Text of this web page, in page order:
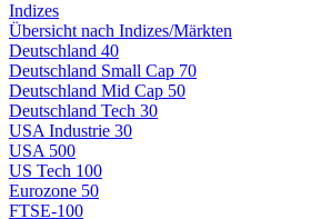
Indizes
Übersicht nach Indizes/Märkten
Deutschland 40
Deutschland Small Cap 70
Deutschland Mid Cap 50
Deutschland Tech 30
USA Industrie 30
USA 500
US Tech 100
Eurozone 50
FTSE-100